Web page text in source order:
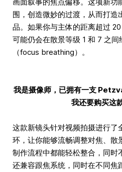
围，创造微妙的过渡，从而打造
品。如果你与主体的距离超过
可能仍会在散景等级 1 和 7 之
（focus breathing）。
我是摄像师，已拥有一支
我还要购买这
这款新镜头针对视频拍摄进行了
环，让你能够流畅调整对焦、散
制作流程中都能轻松整合，同时
还兼容跟焦系统，同时在不同焦